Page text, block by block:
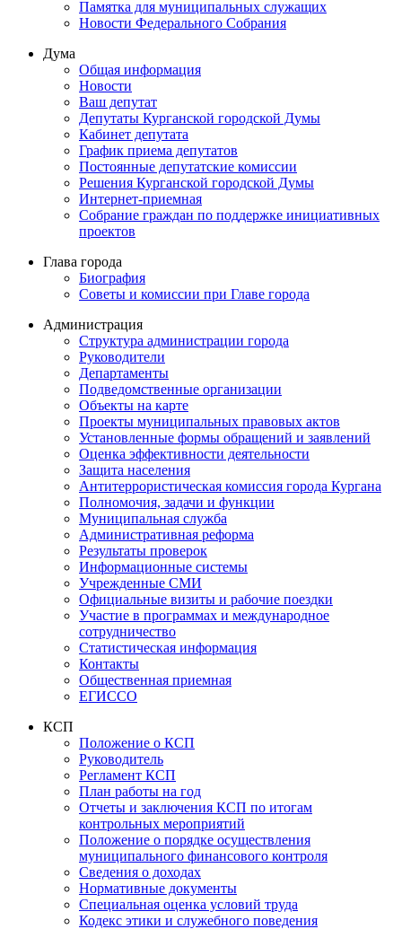
Памятка для муниципальных служащих
Новости Федерального Cобрания
Дума
Общая информация
Новости
Ваш депутат
Депутаты Курганской городской Думы
Кабинет депутата
График приема депутатов
Постоянные депутатские комиссии
Решения Курганской городской Думы
Интернет-приемная
Собрание граждан по поддержке инициативных
проектов
Глава города
Биография
Советы и комиссии при Главе города
Администрация
Структура администрации города
Руководители
Департаменты
Подведомственные организации
Объекты на карте
Проекты муниципальных правовых актов
Установленные формы обращений и заявлений
Оценка эффективности деятельности
Защита населения
Антитеррористическая комиссия города Кургана
Полномочия, задачи и функции
Муниципальная служба
Административная реформа
Результаты проверок
Информационные системы
Учрежденные СМИ
Официальные визиты и рабочие поездки
Участие в программах и международное
сотрудничество
Статистическая информация
Контакты
Общественная приемная
ЕГИССО
КСП
Положение о КСП
Руководитель
Регламент КСП
План работы на год
Отчеты и заключения КСП по итогам
контрольных мероприятий
Положение о порядке осуществления
муниципального финансового контроля
Сведения о доходах
Нормативные документы
Специальная оценка условий труда
Кодекс этики и служебного поведения